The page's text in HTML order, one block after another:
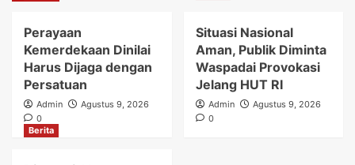
Perayaan
Kemerdekaan Dinilai
Harus Dijaga dengan
Persatuan
Admin
Agustus 9, 2026
0
Situasi Nasional
Aman, Publik Diminta
Waspadai Provokasi
Jelang HUT RI
Admin
Agustus 9, 2026
0
Berita